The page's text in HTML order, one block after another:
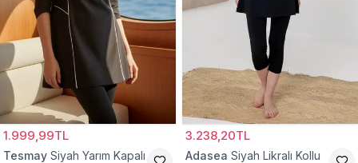
1.999,99TL
Tesmay Siyah Yarım Kapalı
3.238,20TL
Adasea Siyah Likralı Kollu